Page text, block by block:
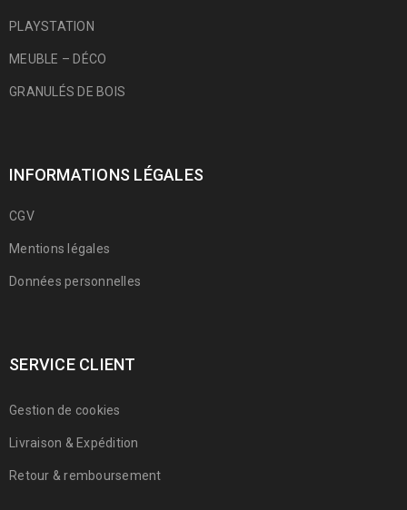
PLAYSTATION
MEUBLE – DÉCO
GRANULÉS DE BOIS
INFORMATIONS LÉGALES
CGV
Mentions légales
Données personnelles
SERVICE CLIENT
Gestion de cookies
Livraison & Expédition
Retour & remboursement